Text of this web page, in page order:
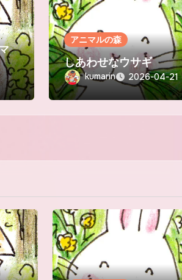
アニマルの森
しあわせなウサギ
kumarin 2026-04-21